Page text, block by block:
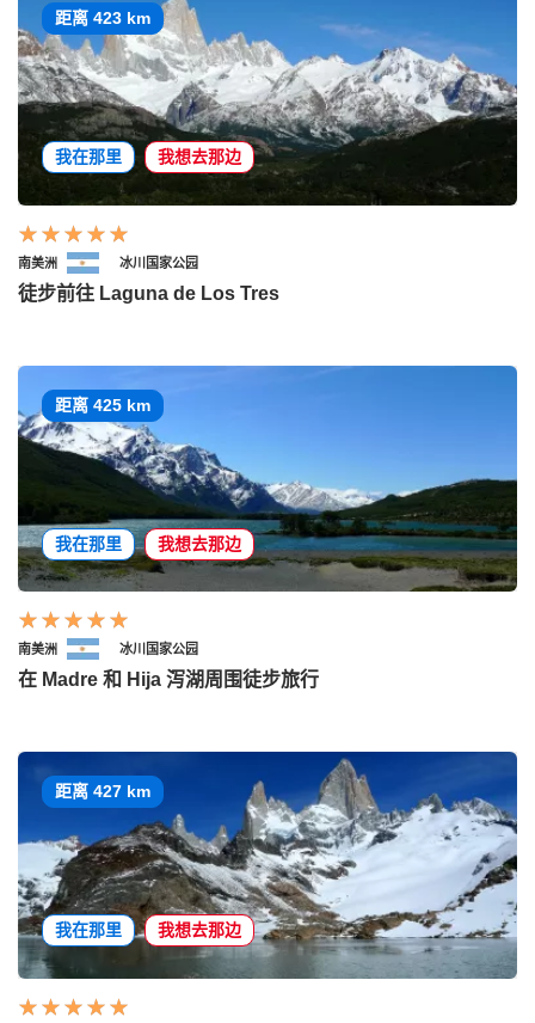
距离 423 km
我在那里 我想去那边
南美洲 冰川国家公园
徒步前往 Laguna de Los Tres
距离 425 km
我在那里 我想去那边
南美洲 冰川国家公园
在 Madre 和 Hija 泻湖周围徒步旅行
距离 427 km
我在那里 我想去那边